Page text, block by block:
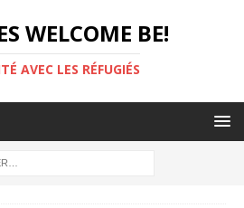
WELCOME BE!
AVEC LES RÉFUGIÉS